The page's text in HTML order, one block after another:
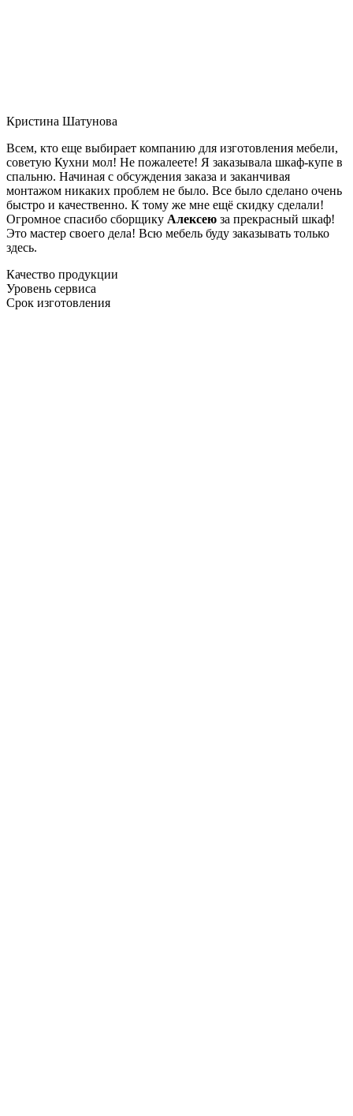
Кристина Шатунова
Всем, кто еще выбирает компанию для изготовления мебели,
советую Кухни мол! Не пожалеете! Я заказывала шкаф-купе в
спальню. Начиная с обсуждения заказа и заканчивая
монтажом никаких проблем не было. Все было сделано очень
быстро и качественно. К тому же мне ещё скидку сделали!
Огромное спасибо сборщику Алексею за прекрасный шкаф!
Это мастер своего дела! Всю мебель буду заказывать только
здесь.
Качество продукции
Уровень сервиса
Срок изготовления